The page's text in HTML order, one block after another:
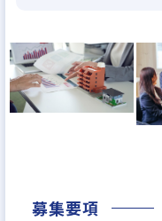
募集要項